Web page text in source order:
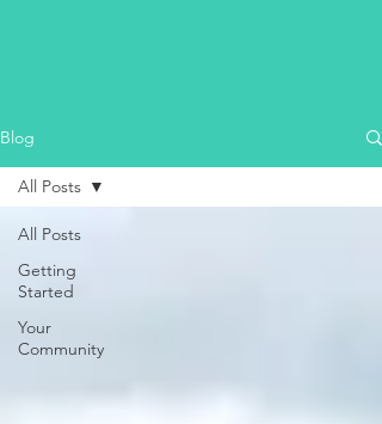
Blog
All Posts
Getting
Started
Your
Community
All Posts